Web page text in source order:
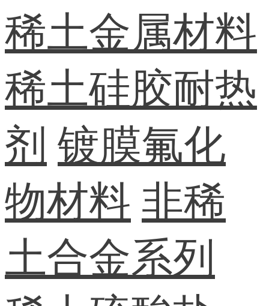
稀土金属材料
稀土硅胶耐热
剂 镀膜氟化
物材料 非稀
土合金系列